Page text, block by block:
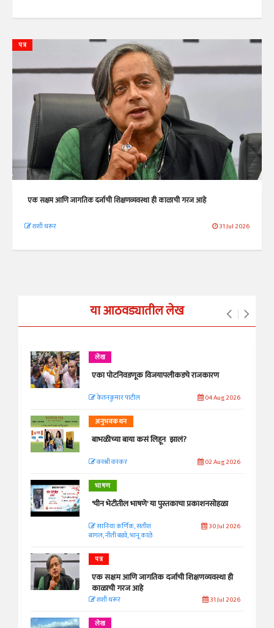
पत्र
एक सक्षम आणि जागतिक दर्जाची शिक्षणव्यवस्था ही काळाची गरज आहे
शशी थरूर 31 Jul 2026
या आठवड्यातील लेख
लेख
एका पोटनिवडणूक विजयापलीकडचे राजकारण
केतनकुमार पाटील 04 Aug 2026
अनुभवकथन
बाभळीच्या बाया कसं लिहून झालं?
वनश्री वनकर 02 Aug 2026
भाषण
'चीन भेटीतील भाषणे' या पुस्तकाचा प्रकाशनसोहळा
सानिया कर्णिक, सतीश
बागल, नीती बडवे, भानू काळे
30 Jul 2026
पत्र
एक सक्षम आणि जागतिक दर्जाची शिक्षणव्यवस्था ही
काळाची गरज आहे
शशी थरूर 31 Jul 2026
लेख